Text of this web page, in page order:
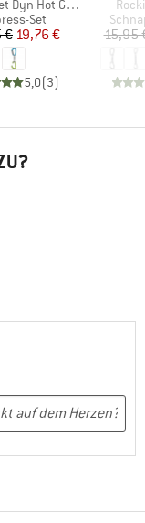
G3 Straight/Wire
Set
Preis
€reduzierter Preis
19,76 €
5,0(3)
15,95